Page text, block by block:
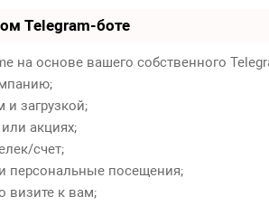
Telegram-боте
на основе вашего собственного
загрузкой;
акциях;
счет;
персональные посещения;
визите к вам;